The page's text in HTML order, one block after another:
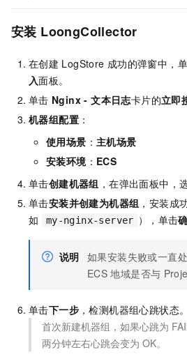
安装 LoongCollector
在创建 LogStore 成功的弹窗中，
入面板。
单击 Nginx - 文本日志卡片的立即
机器组配置 ：
使用场景 ： 主机场景
安装环境： ECS
单击创建机器组 ，在弹出面板中，
单击安装并创建为机器组 ，安装成
如
my-nginx-server ），单击
说明 如果安装失败或一直
ECS 地域是否与
单击下一步 ，检测机器组心跳状态。
首次新建机器组，如果心跳为
两分钟左右心跳会变为 OK。